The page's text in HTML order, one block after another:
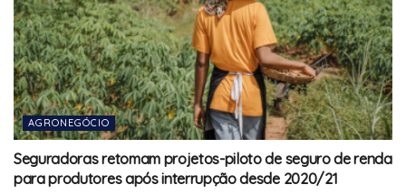
AGRONEGÓCIO
Seguradoras retomam projetos-piloto de seguro de renda
para produtores após interrupção desde 2020/21